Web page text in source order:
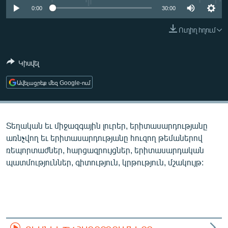
ՄԻՋԱԶԳԱՅԻՆ
ՄԵԿՆԱԲԱՆՈՒԹՅՈՒՆ
ՏՏ ԵՒ ԻՆՏԵՐՆԵՏ
ԿՈՐՈՆԱՎԻՐՈՒՍ
ՏԵՍԱՆՅՈՒԹԵՐ
ԲԱՆԱՎԵՃ
Հայերեն
0:00 30:00
Ուղիղ հղում
Կիսվել
Ավելացրեք մեզ Google-ում
Տեղական եւ միջազգային լուրեր, երիտասարդությանը
առնչվող եւ երիտասարդությանը հուզող թեմաներով
ռեպորտաժներ, հարցազրույցներ, երիտասարդական
պատմություններ, գիտություն, կրթություն, մշակույթ: